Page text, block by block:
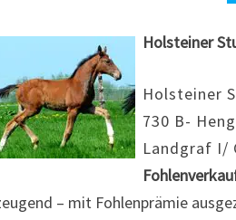
Holsteiner
Holsteiner
730 B-
Landgraf I/
– mit Fohlenprämie